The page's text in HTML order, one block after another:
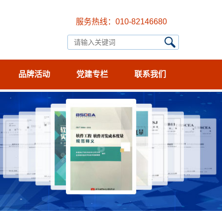
服务热线：010-82146680
品牌活动 党建专栏 联系我们